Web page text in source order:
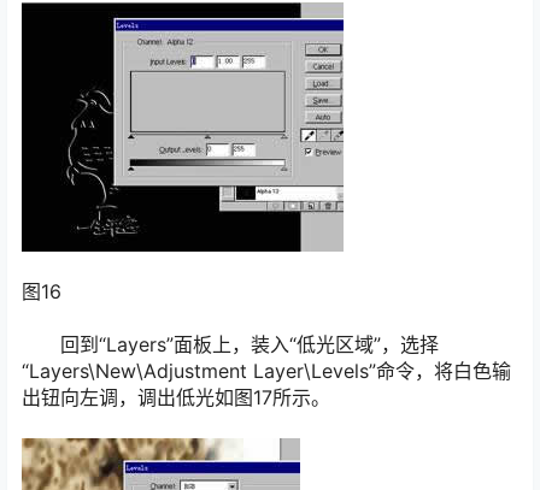
图16
回到“Layers”面板上，装入“低光区域”，选择
“Layers\New\Adjustment Layer\Levels”命令，将白色输
出钮向左调，调出低光如图17所示。